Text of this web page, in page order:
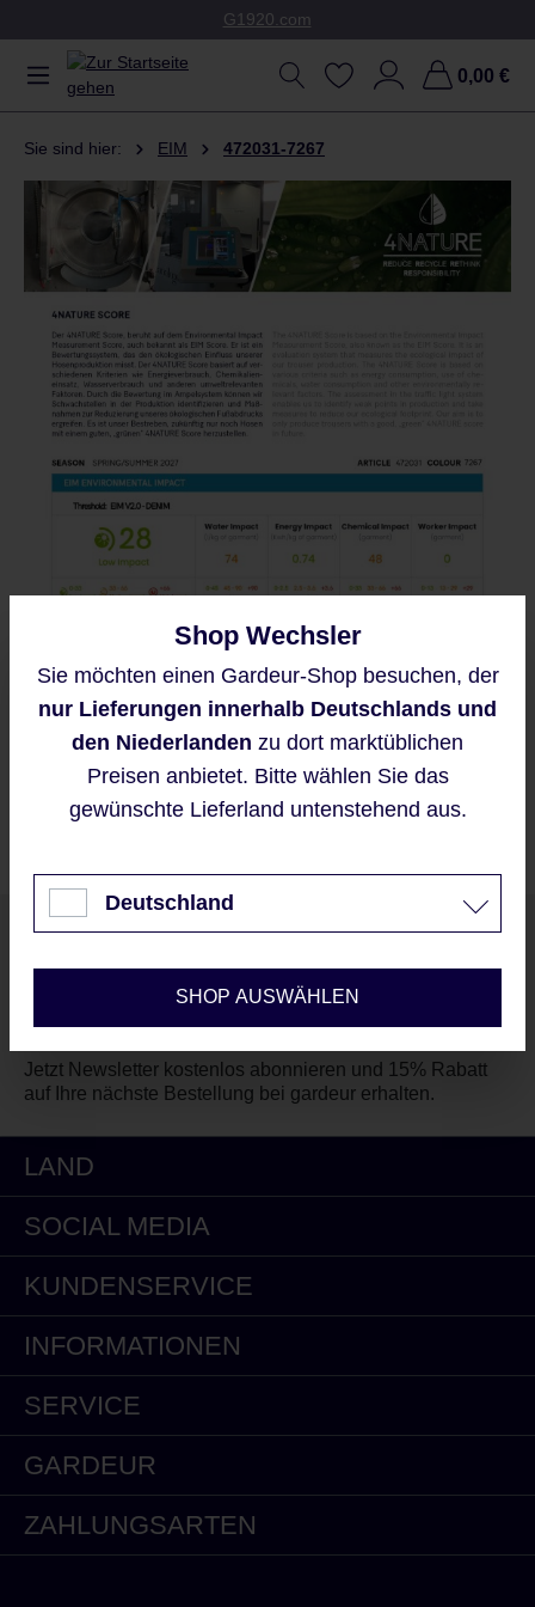
G1920.com
0,00 €
Sie sind hier: EIM 472031-7267
Unser Newsletter
Jetzt Newsletter kostenlos abonnieren und 15% Rabatt
auf Ihre nächste Bestellung bei gardeur erhalten.
LAND
SOCIAL MEDIA
KUNDENSERVICE
INFORMATIONEN
SERVICE
GARDEUR
ZAHLUNGSARTEN
Shop Wechsler
Sie möchten einen Gardeur-Shop besuchen, der
nur Lieferungen innerhalb Deutschlands und
den Niederlanden zu dort marktüblichen
Preisen anbietet. Bitte wählen Sie das
gewünschte Lieferland untenstehend aus.
Deutschland
SHOP AUSWÄHLEN
Diese Website verwendet Cookies,
um eine bestmögliche Erfahrung
bieten zu können.
Konfigurieren